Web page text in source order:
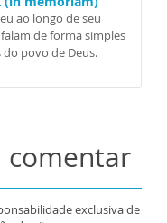
ao longo de seu
de forma simples
povo de Deus.
comentar
exclusiva de